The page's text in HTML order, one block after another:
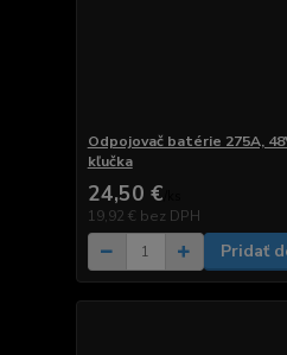
Odpojovač batérie 275A,
kľučka
24,50 €
19,92 € bez DPH
Pridať